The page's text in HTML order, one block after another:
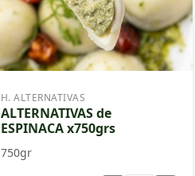
H. ALTERNATIVAS
ALTERNATIVAS de
ESPINACA x750grs
750gr